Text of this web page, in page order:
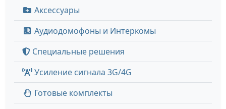
Аксессуары
Аудиодомофоны и Интеркомы
Специальные решения
Усиление сигнала 3G/4G
Готовые комплекты